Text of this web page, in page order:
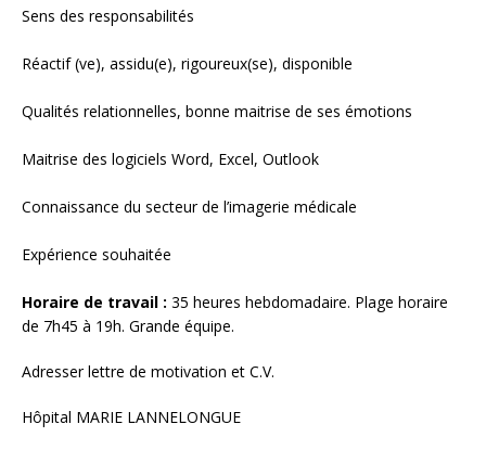
Sens des responsabilités
Réactif (ve), assidu(e), rigoureux(se), disponible
Qualités relationnelles, bonne maitrise de ses émotions
Maitrise des logiciels Word, Excel, Outlook
Connaissance du secteur de l’imagerie médicale
Expérience souhaitée
Horaire de travail : 35 heures hebdomadaire. Plage horaire
de 7h45 à 19h. Grande équipe.
Adresser lettre de motivation et C.V.
Hôpital MARIE LANNELONGUE